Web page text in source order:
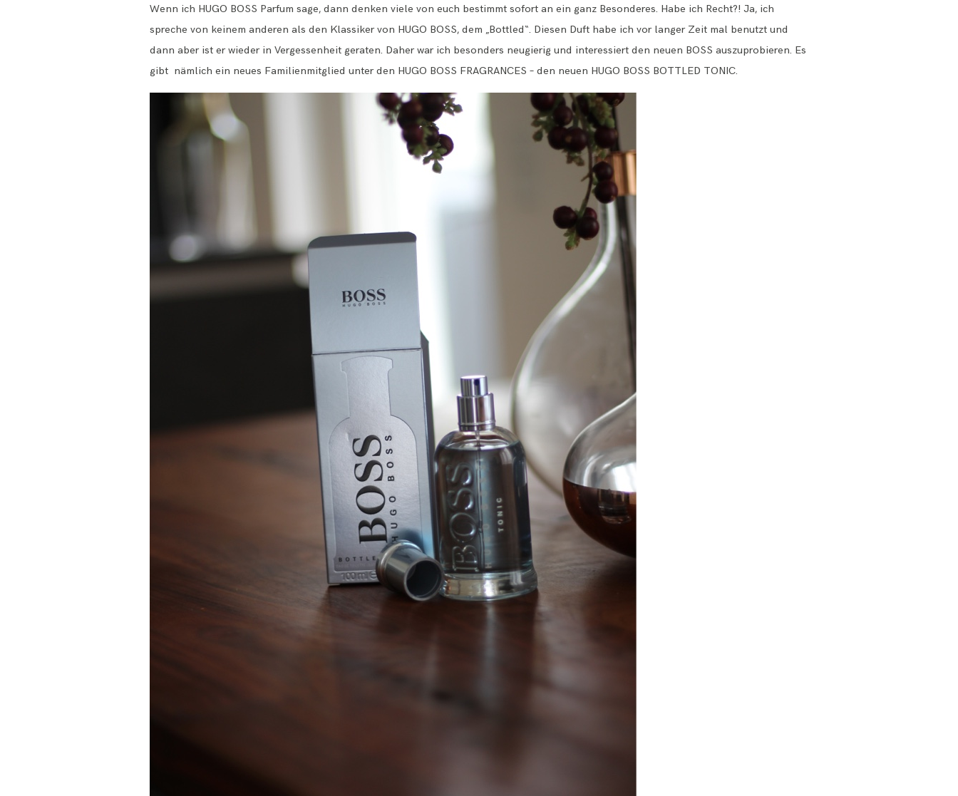
Wenn ich HUGO BOSS Parfum sage, dann denken viele von euch bestimmt sofort an ein ganz Besonderes. Habe ich Recht?! Ja, ich
spreche von keinem anderen als den Klassiker von HUGO BOSS, dem „Bottled“. Diesen Duft habe ich vor langer Zeit mal benutzt und
dann aber ist er wieder in Vergessenheit geraten. Daher war ich besonders neugierig und interessiert den neuen BOSS auszuprobieren. Es
gibt nämlich ein neues Familienmitglied unter den HUGO BOSS FRAGRANCES – den neuen HUGO BOSS BOTTLED TONIC.